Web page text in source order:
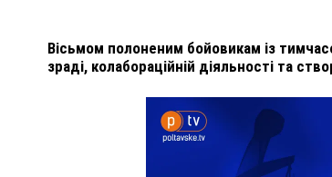
Вісьмом полоненим бойовикам із
зраді, колабораційній діяльності та